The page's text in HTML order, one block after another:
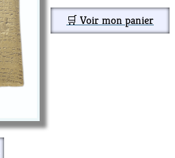
🛒 Voir mon panier